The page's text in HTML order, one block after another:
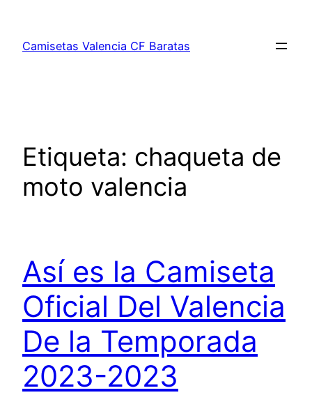
contenido
Camisetas Valencia CF Baratas
Etiqueta: chaqueta de
moto valencia
Así es la Camiseta
Oficial Del Valencia
De la Temporada
2023-2023